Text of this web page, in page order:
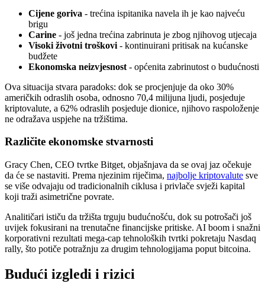
Cijene goriva - trećina ispitanika navela ih je kao najveću
brigu
Carine - još jedna trećina zabrinuta je zbog njihovog utjecaja
Visoki životni troškovi - kontinuirani pritisak na kućanske
budžete
Ekonomska neizvjesnost - općenita zabrinutost o budućnosti
Ova situacija stvara paradoks: dok se procjenjuje da oko 30%
američkih odraslih osoba, odnosno 70,4 milijuna ljudi, posjeduje
kriptovalute, a 62% odraslih posjeduje dionice, njihovo raspoloženje
ne odražava uspjehe na tržištima.
Različite ekonomske stvarnosti
Gracy Chen, CEO tvrtke Bitget, objašnjava da se ovaj jaz očekuje
da će se nastaviti. Prema njezinim riječima, najbolje kriptovalute sve
se više odvajaju od tradicionalnih ciklusa i privlače svježi kapital
koji traži asimetrične povrate.
Analitičari ističu da tržišta trguju budućnošću, dok su potrošači još
uvijek fokusirani na trenutačne financijske pritiske. AI boom i snažni
korporativni rezultati mega-cap tehnoloških tvrtki pokretaju Nasdaq
rally, što potiče potražnju za drugim tehnologijama poput bitcoina.
Budući izgledi i rizici